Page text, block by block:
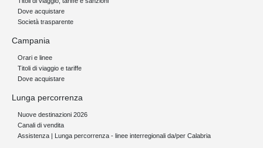
Dove acquistare
Società trasparente
Campania
Orari e linee
Titoli di viaggio e tariffe
Dove acquistare
Lunga percorrenza
Nuove destinazioni 2026
Canali di vendita
Assistenza | Lunga percorrenza - linee interregionali da/per Calabria